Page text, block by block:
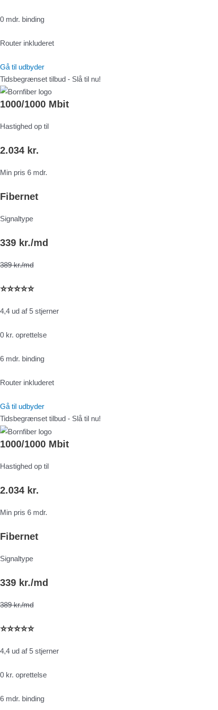
0 mdr. binding
Router inkluderet
Gå til udbyder
Tidsbegrænset tilbud - Slå til nu!
1000/1000 Mbit
Hastighed op til
2.034 kr.
Min pris 6 mdr.
Fibernet
Signaltype
339 kr./md
389 kr./md
⭐⭐⭐⭐⭐
4,4 ud af 5 stjerner
0 kr. oprettelse
6 mdr. binding
Router inkluderet
Gå til udbyder
Tidsbegrænset tilbud - Slå til nu!
1000/1000 Mbit
Hastighed op til
2.034 kr.
Min pris 6 mdr.
Fibernet
Signaltype
339 kr./md
389 kr./md
⭐⭐⭐⭐⭐
4,4 ud af 5 stjerner
0 kr. oprettelse
6 mdr. binding